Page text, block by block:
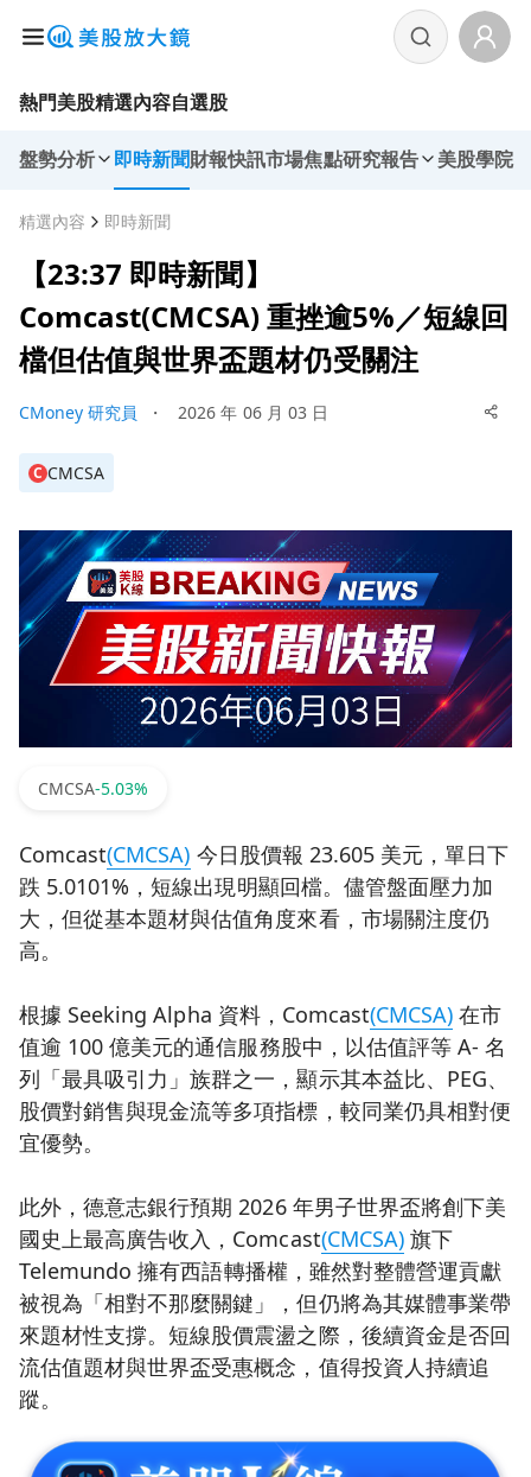
熱門美股精選內容自選股
盤勢分析 即時新聞財報快訊市場焦點研究報告 美股學院
精選內容 即時新聞
【23:37 即時新聞】
Comcast(CMCSA) 重挫逾5%／短線回
檔但估值與世界盃題材仍受關注
CMoney 研究員 ・ 2026 年 06 月 03 日
C CMCSA
CMCSA-5.03%
Comcast(CMCSA) 今日股價報 23.605 美元，單日下
跌 5.0101%，短線出現明顯回檔。儘管盤面壓力加
大，但從基本題材與估值角度來看，市場關注度仍
高。
根據 Seeking Alpha 資料，Comcast(CMCSA) 在市
值逾 100 億美元的通信服務股中，以估值評等 A- 名
列「最具吸引力」族群之一，顯示其本益比、PEG、
股價對銷售與現金流等多項指標，較同業仍具相對便
宜優勢。
此外，德意志銀行預期 2026 年男子世界盃將創下美
國史上最高廣告收入，Comcast(CMCSA)旗下
Telemundo 擁有西語轉播權，雖然對整體營運貢獻
被視為「相對不那麼關鍵」，但仍將為其媒體事業帶
來題材性支撐。短線股價震盪之際，後續資金是否回
流估值題材與世界盃受惠概念，值得投資人持續追
蹤。